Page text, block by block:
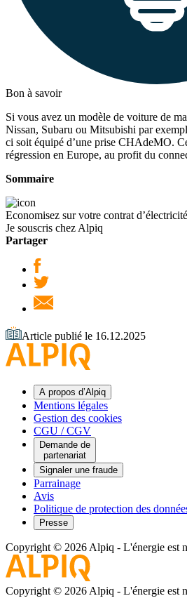
Bon à savoir
Si vous avez un modèle de voiture de
Nissan, Subaru ou Mitsubishi par
ci soit équipé d’une prise CHAdeMO.
régression en Europe, au profit du
Sommaire
Economisez sur votre contrat d’électricité
Je souscris chez Alpiq
Partager
Article publié le 16.12.2025
A propos d’Alpiq
Mentions légales
Gestion des cookies
CGU / CGV
Demande de
partenariat
Signaler une fraude
Parrainage
Avis
Politique de protection des
Presse
Copyright © 2026 Alpiq - L'énergie est
Copyright © 2026 Alpiq - L'énergie est